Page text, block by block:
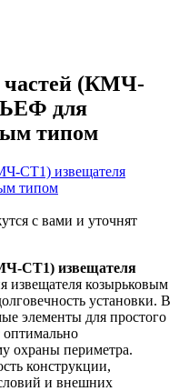
частей (КМЧ-
для
типом
с вами и уточнят
СТ1) извещателя
извещателя козырьковым
установки. В
элементы для простого
оптимально
охраны периметра.
конструкции,
и внешних